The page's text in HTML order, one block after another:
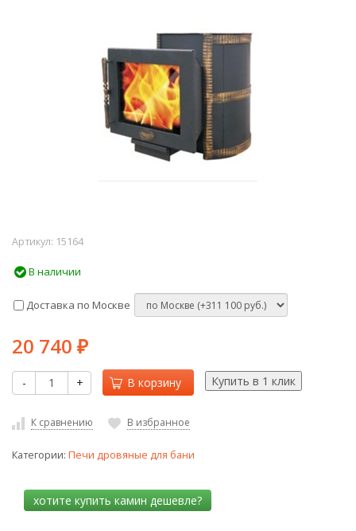
Артикул: 15164
В наличии
Доставка по Москве
20 740 ₽
- + В корзину
К сравнению В избранное
Категории: Печи дровяные для бани